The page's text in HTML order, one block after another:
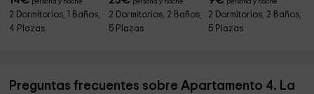
persona y noche
2 Dormitorios, 1 Baños,
4 Plazas
persona y noche
2 Dormitorios, 2 Baños,
5 Plazas
persona y noche
2 Dormitorios, 2 Baños,
5 Plazas
Preguntas frecuentes sobre Apartamento 4. La